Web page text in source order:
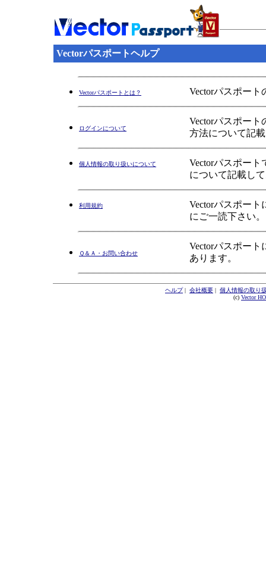
Vectorパスポートヘルプ
Vectorパスポートとは？ Vectorパスポー
ログインについて
Vectorパスポー
方法について記
個人情報の取り扱いについて
Vectorパスポー
について記載し
利用規約
Vectorパスポー
にご一読下さい。
Ｑ＆Ａ・お問い合わせ
Vectorパスポー
あります。
ヘルプ| 会社概要 | 個人情報の取り
(c) Vector